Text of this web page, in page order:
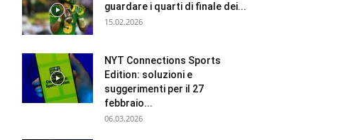
guardare i quarti di finale dei...
15.02.2026
NYT Connections Sports
Edition: soluzioni e
suggerimenti per il 27
febbraio...
06.03.2026